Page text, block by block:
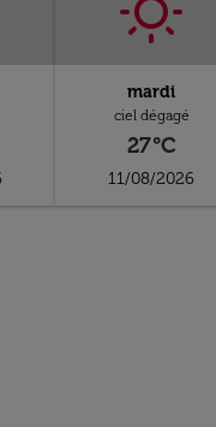
mardi
ciel dégagé
27°C
11/08/2026